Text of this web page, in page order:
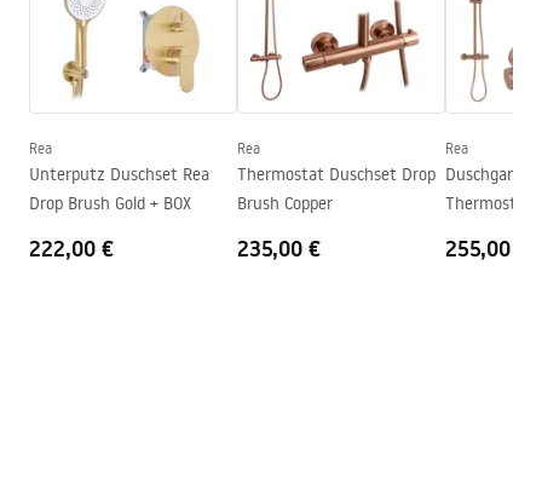
Duschkabine Typ
Glasfarbe
Transparent 6mm
Öffnungsmethode
Montage
auf der Duschwanne oder auf
dem Boden
Höhe
1950mm
Kabinenrichtung
universell
Rea
Unterputz Duschset Rea
Drop Brush Gold + BOX
222,00 €
Rea
Thermostat Duschset Drop
Brush Copper
235,00 €
Rea
Thermostat
255,00 €